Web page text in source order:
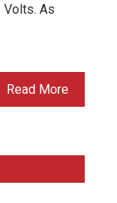
Volts. As
Read More